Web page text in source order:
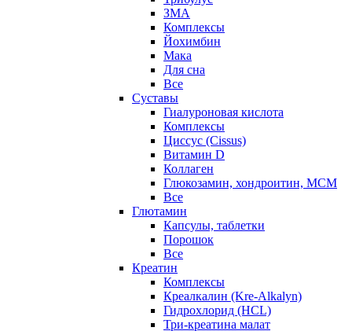
ЗМА
Комплексы
Йохимбин
Мака
Для сна
Все
Суставы
Гиалуроновая кислота
Комплексы
Циссус (Cissus)
Витамин D
Коллаген
Глюкозамин, хондроитин, МСМ
Все
Глютамин
Капсулы, таблетки
Порошок
Все
Креатин
Комплексы
Креалкалин (Kre-Alkalyn)
Гидрохлорид (HCL)
Три-креатина малат